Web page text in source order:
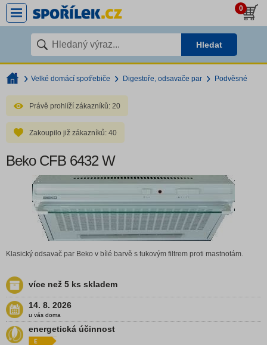
0
Hledat
Velké domácí spotřebiče Digestoře, odsavače par Podvěsné
Právě prohlíží zákazníků: 20
Zakoupilo již zákazníků: 40
Beko CFB 6432 W
Klasický odsavač par Beko v bílé barvě s tukovým filtrem proti mastnotám.
více než 5 ks skladem
14. 8. 2026